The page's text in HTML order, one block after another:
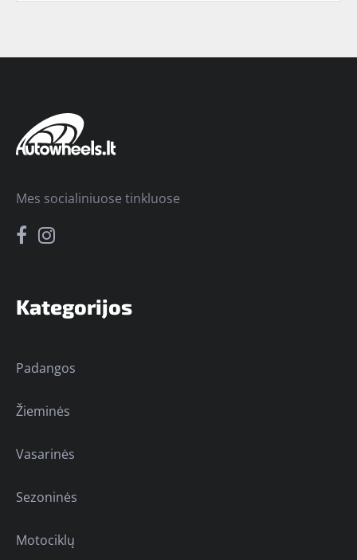
Kategorijos
Padangos
Žieminės
Vasarinės
Sezoninės
Motociklų
Mes socialiniuose tinkluose